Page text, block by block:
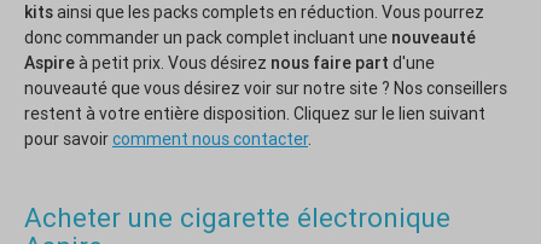
kitsainsi que les packs complets en réduction. Vous pourrez
donc commander un pack complet incluant une nouveauté
Aspireà petit prix. Vous désirez nous faire part d'une
nouveauté que vous désirez voir sur notre site ? Nos conseillers
restent à votre entière disposition. Cliquez sur le lien suivant
pour savoircomment nous contacter.
Acheter une cigarette électronique